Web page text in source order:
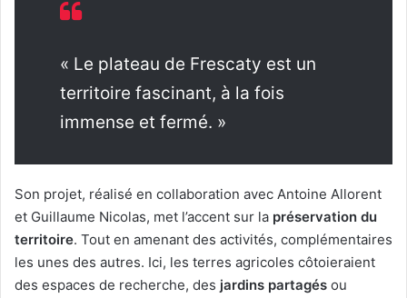
« Le plateau de Frescaty est un
territoire fascinant, à la fois
immense et fermé. »
Son projet, réalisé en collaboration avec Antoine Allorent
et Guillaume Nicolas, met l’accent sur la préservation du
territoire. Tout en amenant des activités, complémentaires
les unes des autres. Ici, les terres agricoles côtoieraient
des espaces de recherche, des jardins partagés ou